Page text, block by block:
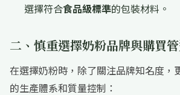
選擇符合食品級標準的包裝材料。
二、慎重選擇奶粉品牌與購買
在選擇奶粉時，除了關注品牌知名度，
的生產體系和質量控制：